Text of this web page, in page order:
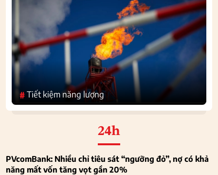
#Tiết kiệm năng lượng
24h
PVcomBank: Nhiều chỉ tiêu sát “ngưỡng đỏ”, nợ có khả
năng mất vốn tăng vọt gần 20%